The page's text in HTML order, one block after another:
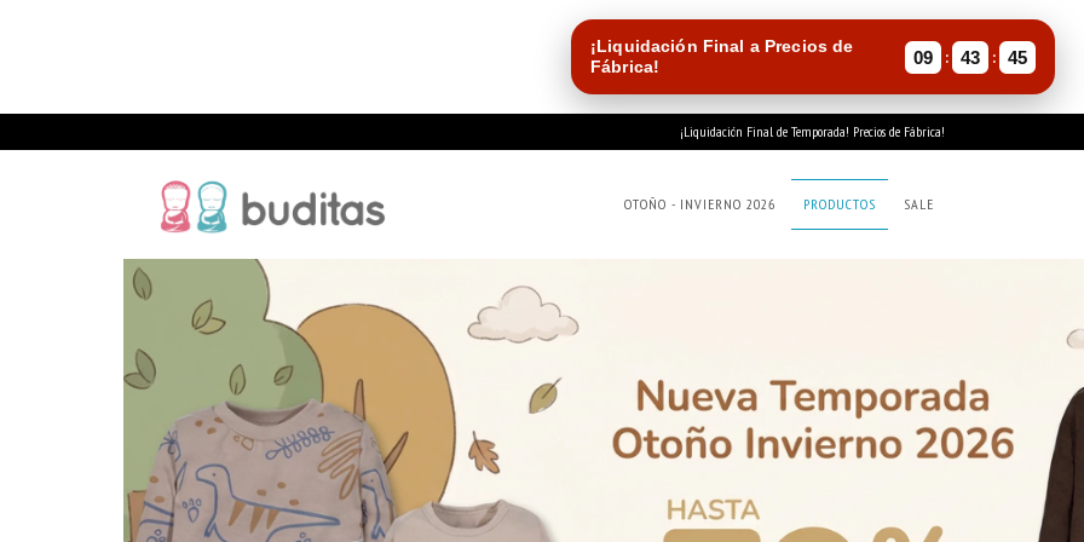
¡Liquidación Final a Precios de
Fábrica!
09 : 43 : 44
¡Liquidación Final de Temporada! Precios de Fábrica!
OTOÑO - INVIERNO 2026 PRODUCTOS SALE